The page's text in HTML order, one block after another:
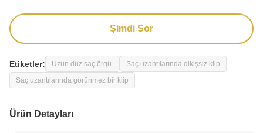
Şimdi Sor
Etiketler: Uzun düz saç örgü.
Saç uzantılarında dikişsiz klip
Saç uzantılarında görünmez bir klip
Ürün Detayları